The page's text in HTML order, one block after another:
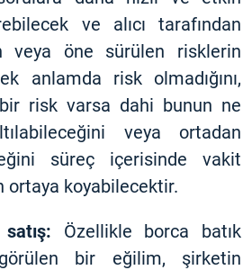
ve alıcı tarafından
veya öne sürülen risklerin
anlamda risk olmadığını,
risk varsa dahi bunun ne
veya ortadan
süreç içerisinde vakit
ortaya koyabilecektir.
Özellikle borca batık
bir eğilim, şirketin